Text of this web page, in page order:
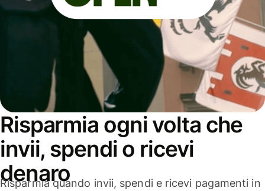
Risparmia ogni volta che
invii, spendi o ricevi
denaro
Risparmia quando invii, spendi e ricevi pagamenti in